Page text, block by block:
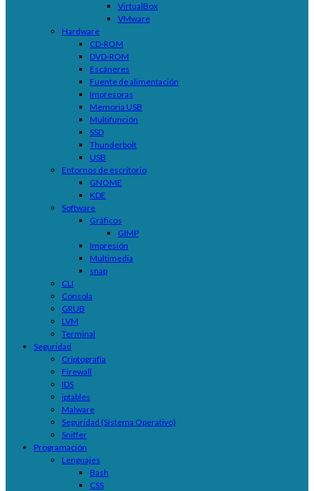
VirtualBox
VMware
Hardware
CD-ROM
DVD-ROM
Escáneres
Fuente de alimentación
Impresoras
Memoria USB
Multifunción
SSD
Thunderbolt
USB
Entornos de escritorio
GNOME
KDE
Software
Gráficos
GIMP
Impresión
Multimedia
snap
CLI
Consola
GRUB
LVM
Terminal
Seguridad
Criptografía
Firewall
IDS
iptables
Malware
Seguridad (Sistema Operativo)
Sniffer
Programación
Lenguajes
Bash
CSS